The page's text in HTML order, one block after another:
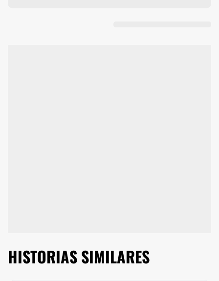
HISTORIAS SIMILARES